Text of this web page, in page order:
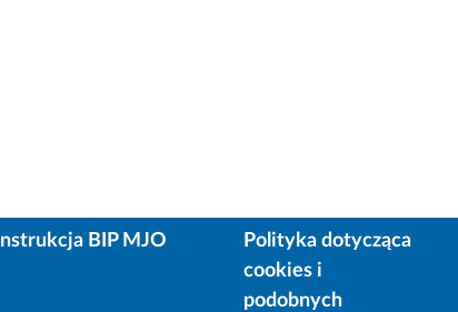
Instrukcja BIP MJO
Polityka dotycząca
cookies i
podobnych